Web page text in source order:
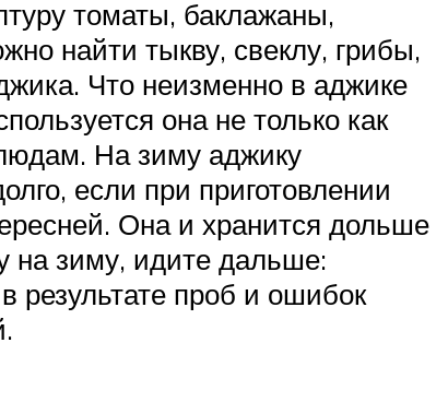
томаты, баклажаны,
найти тыкву, свеклу, грибы,
Что неизменно в аджике
она не только как
На зиму аджику
если при приготовлении
Она и хранится дольше
на зиму, идите дальше:
результате проб и ошибок